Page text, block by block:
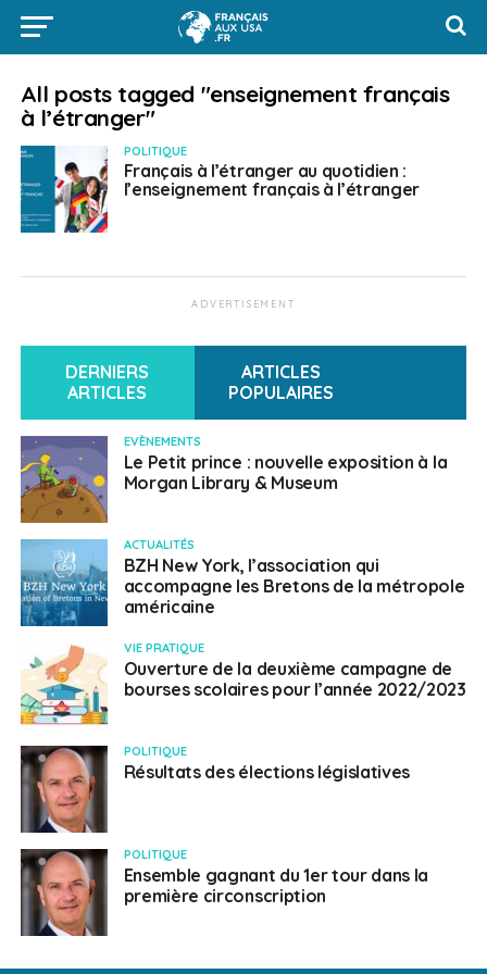
All posts tagged "enseignement français
à l’étranger"
POLITIQUE
Français à l’étranger au quotidien :
l’enseignement français à l’étranger
ADVERTISEMENT
DERNIERS
ARTICLES
ARTICLES
POPULAIRES
EVÈNEMENTS
Le Petit prince : nouvelle exposition à la
Morgan Library & Museum
ACTUALITÉS
BZH New York, l’association qui
accompagne les Bretons de la métropole
américaine
VIE PRATIQUE
Ouverture de la deuxième campagne de
bourses scolaires pour l’année 2022/2023
POLITIQUE
Résultats des élections législatives
POLITIQUE
Ensemble gagnant du 1er tour dans la
première circonscription